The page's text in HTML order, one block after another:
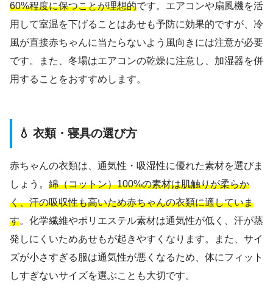
60%程度に保つことが理想的です。エアコンや扇風機を活
用して室温を下げることはあせも予防に効果的ですが、冷
風が直接赤ちゃんに当たらないよう風向きには注意が必要
です。また、冬場はエアコンの乾燥に注意し、加湿器を併
用することをおすすめします。
💧 衣類・寝具の選び方
赤ちゃんの衣類は、通気性・吸湿性に優れた素材を選びま
しょう。 綿（コットン）100%の素材は肌触りが柔らか
く、汗の吸収性も高いため赤ちゃんの衣類に適していま
す。化学繊維やポリエステル素材は通気性が低く、汗が蒸
発しにくいためあせもが起きやすくなります。また、サイ
ズが小さすぎる服は通気性が悪くなるため、体にフィット
しすぎないサイズを選ぶことも大切です。